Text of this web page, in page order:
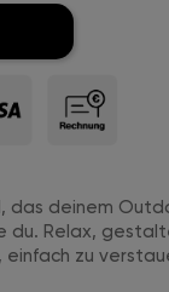
das deinem
du. Relax,
einfach zu